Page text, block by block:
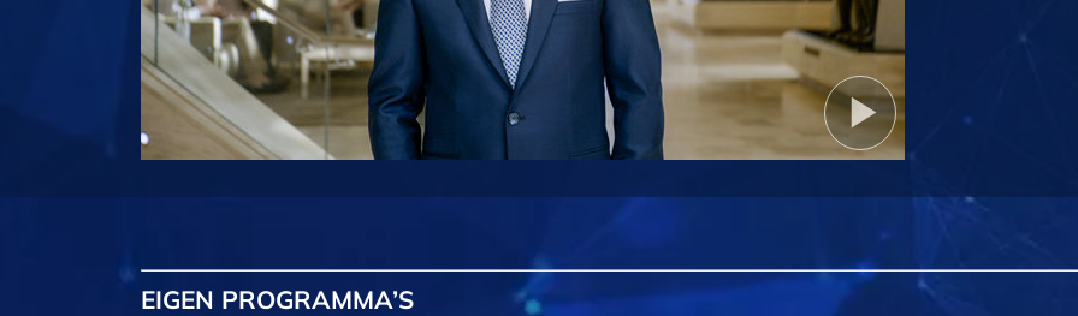
EIGEN PROGRAMMA’S